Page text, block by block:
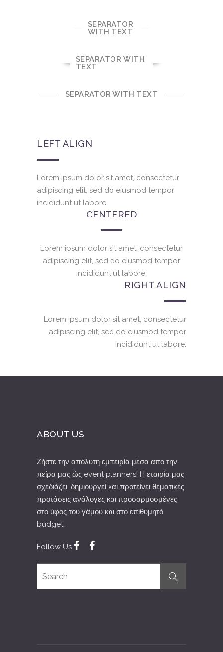
SEPARATOR
WITH TEXT
SEPARATOR WITH
TEXT
SEPARATOR WITH TEXT
LEFT ALIGN
Lorem ipsum dolor sit amet, consectetur
adipiscing elit, sed do eiusmod tempor
incididunt ut labore.
CENTERED
Lorem ipsum dolor sit amet, consectetur
adipiscing elit, sed do eiusmod tempor
incididunt ut labore.
RIGHT ALIGN
Lorem ipsum dolor sit amet, consectetur
adipiscing elit, sed do eiusmod tempor
incididunt ut labore.
ABOUT US
Ζήστε την απόλυτη εμπειρία μέσα απο την
πείρα μας ώς event planners! H εταιρία μας
σχεδιάζει, δημιουργεί και προτείνει θεματικές
προτάσεις ανάλογες και προσαρμοσμένες
στο ύφος του γάμου και στο επιθυμητό
budget.
Follow Us